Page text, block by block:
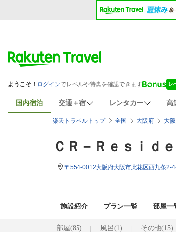
国内宿泊 交通＋宿 レンタカー 高
楽天トラベルトップ 全国 大阪府 大阪
ＣＲ－Ｒｅｓｉｄ
〒554-0012大阪府大阪市此花区西九条
施設紹介 プラン一覧 部屋一
部屋(85) 風呂(1) その他(15)